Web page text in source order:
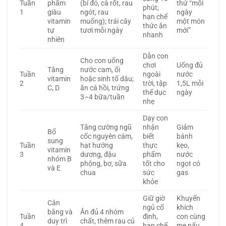
Tuần
1
phẩm
giàu
vitamin
tự
nhiên
(bí đỏ, cà rốt, rau
ngót, rau
muống); trái cây
tươi mỗi ngày
phút;
hạn chế
thức ăn
nhanh
thử “mỗi
ngày
một món
mới”
Tuần
2
Tăng
vitamin
C, D
Cho con uống
nước cam, ổi
hoặc sinh tố dâu;
ăn cá hồi, trứng
3–4 bữa/tuần
Dẫn con
chơi
ngoài
trời, tập
thể dục
nhẹ
Uống đủ
nước
1,5L mỗi
ngày
Tuần
3
Bổ
sung
vitamin
nhóm B
và E
Tăng cường ngũ
cốc nguyên cám,
hạt hướng
dương, đậu
phộng, bơ, sữa
chua
Dạy con
nhận
biết
thực
phẩm
tốt cho
sức
khỏe
Giảm
bánh
kẹo,
nước
ngọt có
gas
Tuần
Cân
bằng và
duy trì
Ăn đủ 4 nhóm
chất, thêm rau củ
Giữ giờ
ngủ cố
định,
Khuyến
khích
con cùng